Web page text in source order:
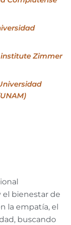
institute Zimmer
bienestar de
la empatía, el
buscando